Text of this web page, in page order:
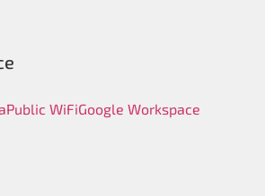
Public WiFiGoogle Workspace